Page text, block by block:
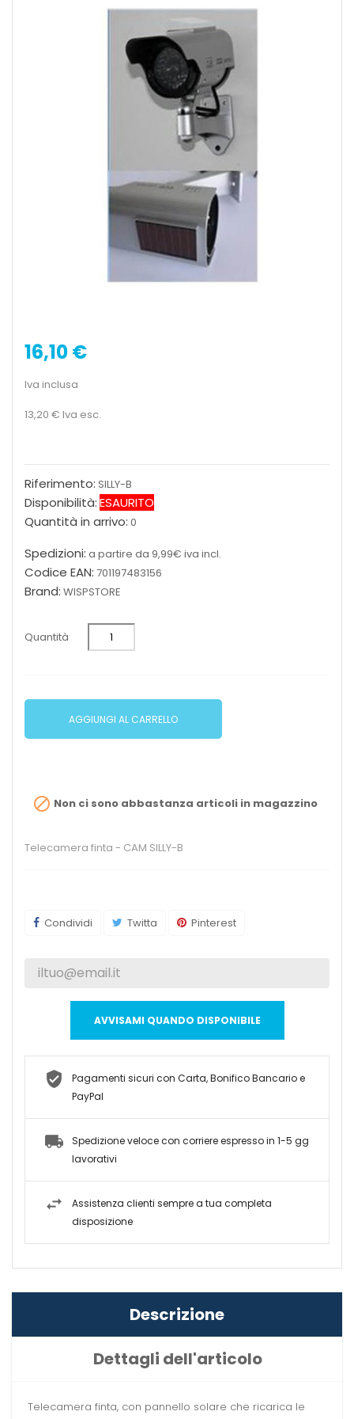
16,10 €
Iva inclusa
13,20 € Iva esc.
Riferimento: SILLY-B
Disponibilità:ESAURITO
Quantità in arrivo: 0
Spedizioni: a partire da 9,99€ iva incl.
Codice EAN: 701197483156
Brand: WISPSTORE
Quantità
AGGIUNGI AL CARRELLO
 Non ci sono abbastanza articoli in magazzino
Telecamera finta - CAM SILLY-B
Condividi Twitta Pinterest
AVVISAMI QUANDO DISPONIBILE
Pagamenti sicuri con Carta, Bonifico Bancario e
PayPal
Spedizione veloce con corriere espresso in 1-5 gg
lavorativi
Assistenza clienti sempre a tua completa
disposizione
Descrizione
Dettagli dell'articolo
Telecamera finta, con pannello solare che ricarica le